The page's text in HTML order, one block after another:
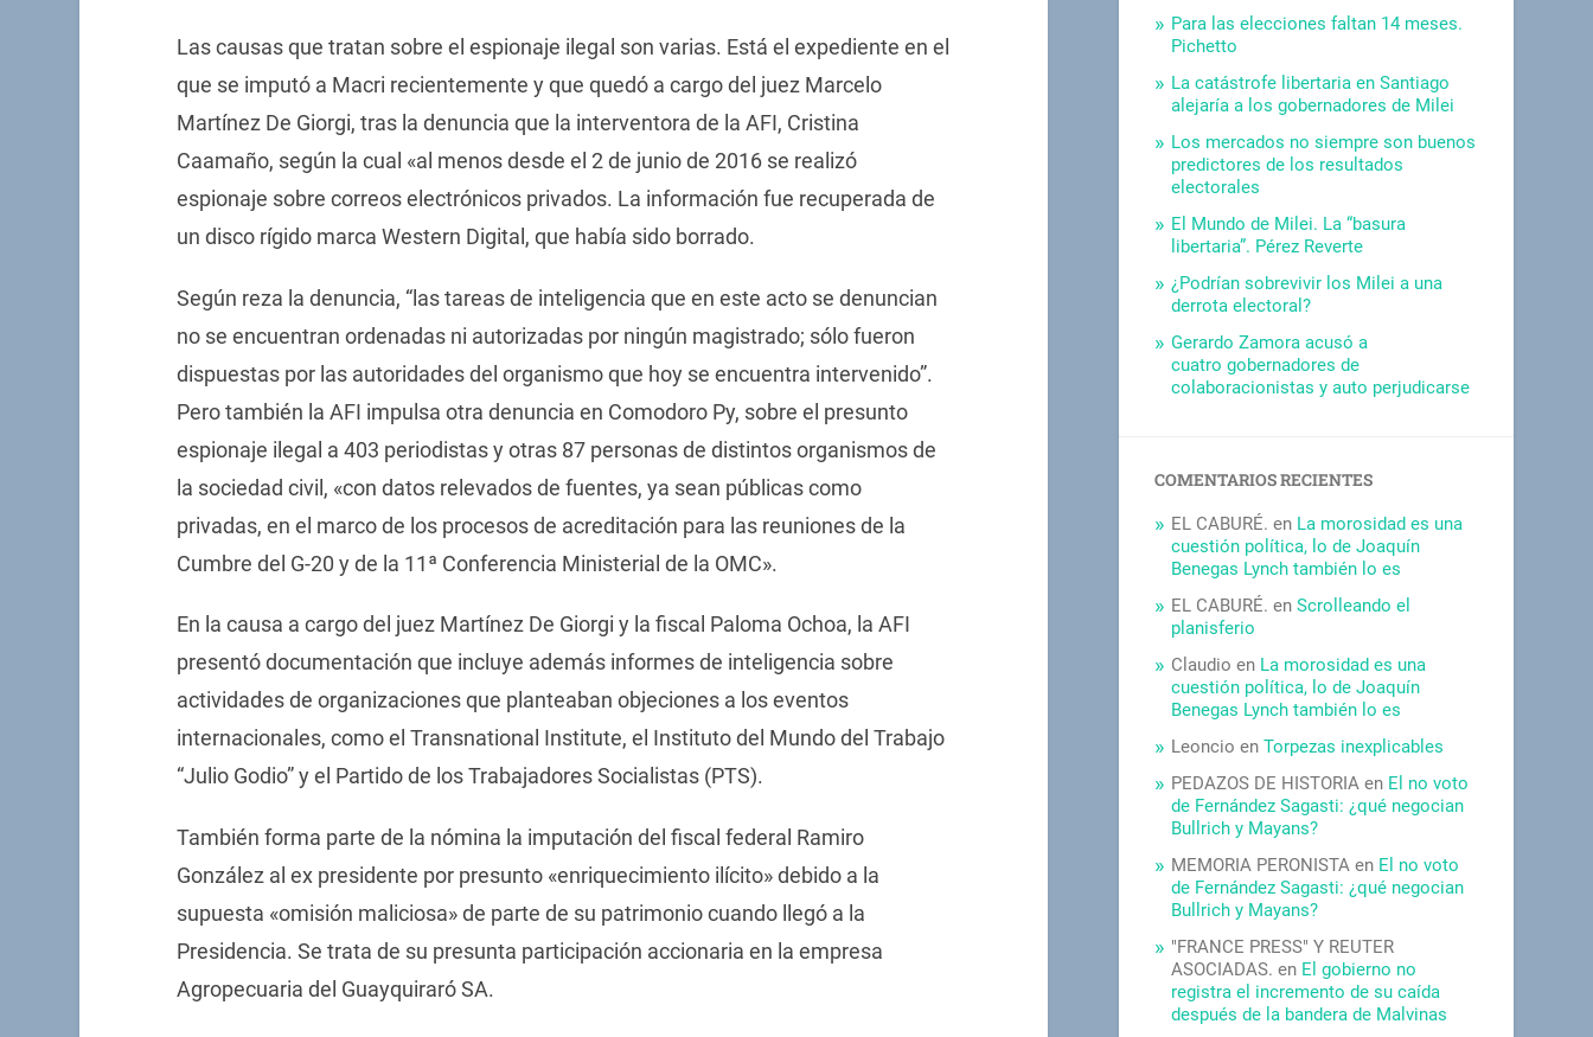
Las causas que tratan sobre el espionaje ilegal son varias. Está el expediente en el
que se imputó a Macri recientemente y que quedó a cargo del juez Marcelo
Martínez De Giorgi, tras la denuncia que la interventora de la AFI, Cristina
Caamaño, según la cual «al menos desde el 2 de junio de 2016 se realizó
espionaje sobre correos electrónicos privados. La información fue recuperada de
un disco rígido marca Western Digital, que había sido borrado.
Según reza la denuncia, “las tareas de inteligencia que en este acto se denuncian
no se encuentran ordenadas ni autorizadas por ningún magistrado; sólo fueron
dispuestas por las autoridades del organismo que hoy se encuentra intervenido”.
Pero también la AFI impulsa otra denuncia en Comodoro Py, sobre el presunto
espionaje ilegal a 403 periodistas y otras 87 personas de distintos organismos de
la sociedad civil, «con datos relevados de fuentes, ya sean públicas como
privadas, en el marco de los procesos de acreditación para las reuniones de la
Cumbre del G-20 y de la 11ª Conferencia Ministerial de la OMC».
En la causa a cargo del juez Martínez De Giorgi y la fiscal Paloma Ochoa, la AFI
presentó documentación que incluye además informes de inteligencia sobre
actividades de organizaciones que planteaban objeciones a los eventos
internacionales, como el Transnational Institute, el Instituto del Mundo del Trabajo
“Julio Godio” y el Partido de los Trabajadores Socialistas (PTS).
También forma parte de la nómina la imputación del fiscal federal Ramiro
González al ex presidente por presunto «enriquecimiento ilícito» debido a la
supuesta «omisión maliciosa» de parte de su patrimonio cuando llegó a la
Presidencia. Se trata de su presunta participación accionaria en la empresa
Agropecuaria del Guayquiraró SA.
Para las elecciones faltan 14 meses.
Pichetto
La catástrofe libertaria en Santiago
alejaría a los gobernadores de Milei
Los mercados no siempre son buenos
predictores de los resultados
electorales
El Mundo de Milei. La “basura
libertaria”. Pérez Reverte
¿Podrían sobrevivir los Milei a una
derrota electoral?
Gerardo Zamora acusó a
cuatro gobernadores de
colaboracionistas y auto perjudicarse
COMENTARIOS RECIENTES
EL CABURÉ. en La morosidad es una
cuestión política, lo de Joaquín
Benegas Lynch también lo es
EL CABURÉ. enScrolleando el
planisferio
Claudio en La morosidad es una
cuestión política, lo de Joaquín
Benegas Lynch también lo es
Leoncio enTorpezas inexplicables
PEDAZOS DE HISTORIA en El no voto
de Fernández Sagasti: ¿qué negocian
Bullrich y Mayans?
MEMORIA PERONISTA en El no voto
de Fernández Sagasti: ¿qué negocian
Bullrich y Mayans?
"FRANCE PRESS" Y REUTER
ASOCIADAS. en El gobierno no
registra el incremento de su caída
después de la bandera de Malvinas